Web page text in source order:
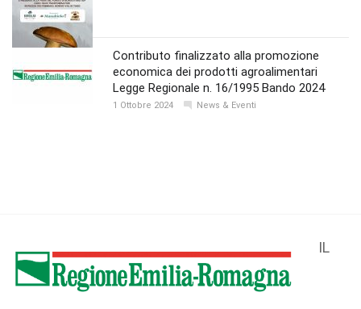
Contributo finalizzato alla promozione
economica dei prodotti agroalimentari
Legge Regionale n. 16/1995 Bando 2024
1 Ottobre 2024 News & Eventi
IL